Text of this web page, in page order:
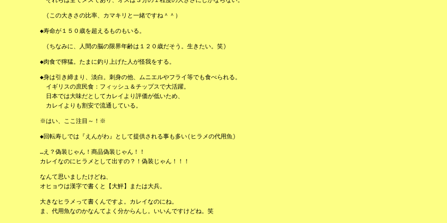
(この大きさの比率、カマキリと一緒ですね＾＾）
◆寿命が１５０歳を超えるものもいる。
(ちなみに、人間の脳の限界年齢は１２０歳だそう。生きたい。笑)
◆肉食で獰猛。たまに釣り上げた人が怪我をする。
◆身は引き締まり、淡白。刺身の他、ムニエルやフライ等でも食べられる。
イギリスの庶民食：フィッシュ＆チップスで大活躍。
日本では大味だとしてカレイより評価が低いため、
カレイよりも割安で流通している。
※はい、ここ注目～！※
◆回転寿しでは『えんがわ』として提供される事も多い(ヒラメの代用魚)
…え？偽装じゃん！商品偽装じゃん！！
カレイなのにヒラメとして出すの？！偽装じゃん！！！
なんて思いましたけどね、
オヒョウは漢字で書くと【大鮃】または大兵。
大きなヒラメって書くんですよ。カレイなのにね。
ま、代用魚なのかなんてよく分からんし。いいんですけどね。笑